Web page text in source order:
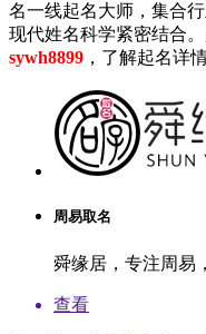
名一线起名大师，集合
现代姓名科学紧密结合
sywh8899 ，了解起名详情
周易取名
舜缘居，专注周易
查看